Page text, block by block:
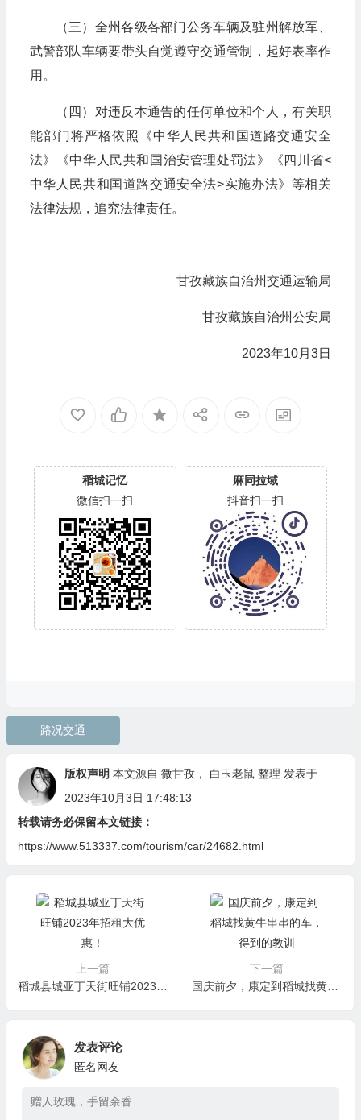
（三）全州各级各部门公务车辆及驻州解放军、
武警部队车辆要带头自觉遵守交通管制，起好表率作
用。
（四）对违反本通告的任何单位和个人，有关职
能部门将严格依照《中华人民共和国道路交通安全
法》《中华人民共和国治安管理处罚法》《四川省<
中华人民共和国道路交通安全法>实施办法》等相关
法律法规，追究法律责任。
甘孜藏族自治州交通运输局
甘孜藏族自治州公安局
2023年10月3日
稻城记忆
微信扫一扫
麻同拉域
抖音扫一扫
路况交通
版权声明 本文源自 微甘孜， 白玉老鼠 整理 发表于
2023年10月3日 17:48:13
转载请务必保留本文链接：
https://www.513337.com/tourism/car/24682.html
上一篇
下一篇
国庆前夕，康定到稻城找黄牛串串的车，得到的教训
发表评论
匿名网友